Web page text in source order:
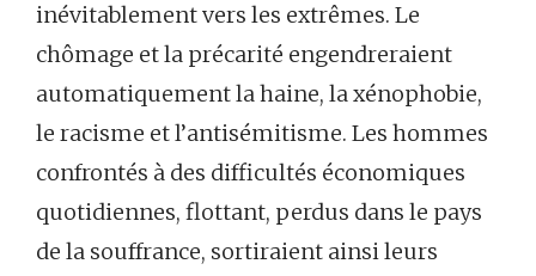
inévitablement vers les extrêmes. Le
chômage et la précarité engendreraient
automatiquement la haine, la xénophobie,
le racisme et l’antisémitisme. Les hommes
confrontés à des difficultés économiques
quotidiennes, flottant, perdus dans le pays
de la souffrance, sortiraient ainsi leurs